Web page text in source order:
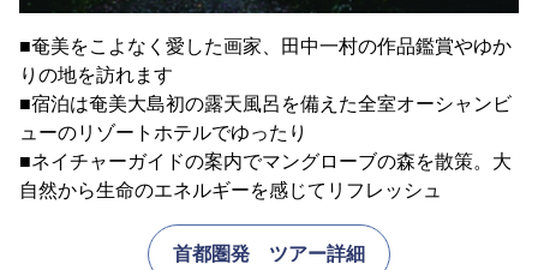
■奄美をこよなく愛した画家、田中一村の作品鑑賞やゆか
りの地を訪れます
■宿泊は奄美大島初の露天風呂を備えた全室オーシャンビ
ューのリゾートホテルでゆったり
■ネイチャーガイドの案内でマングローブの森を散策。大
自然から生命のエネルギーを感じてリフレッシュ
首都圏発 ツアー詳細